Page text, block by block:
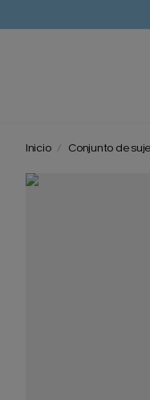
Inicio Conjunto de